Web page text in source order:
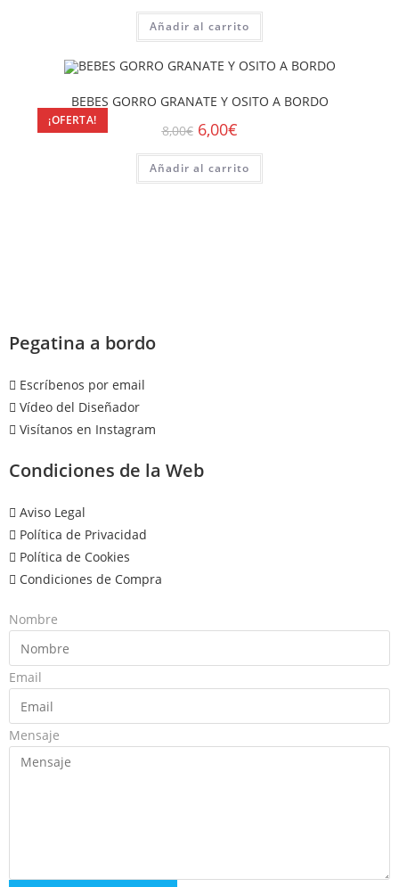
Añadir al carrito
¡OFERTA!
BEBES GORRO GRANATE Y OSITO A BORDO
8,00€ 6,00€
Añadir al carrito
Pegatina a bordo
Escríbenos por email
Vídeo del Diseñador
Visítanos en Instagram
Condiciones de la Web
Aviso Legal
Política de Privacidad
Política de Cookies
Condiciones de Compra
Nombre
Email
Mensaje